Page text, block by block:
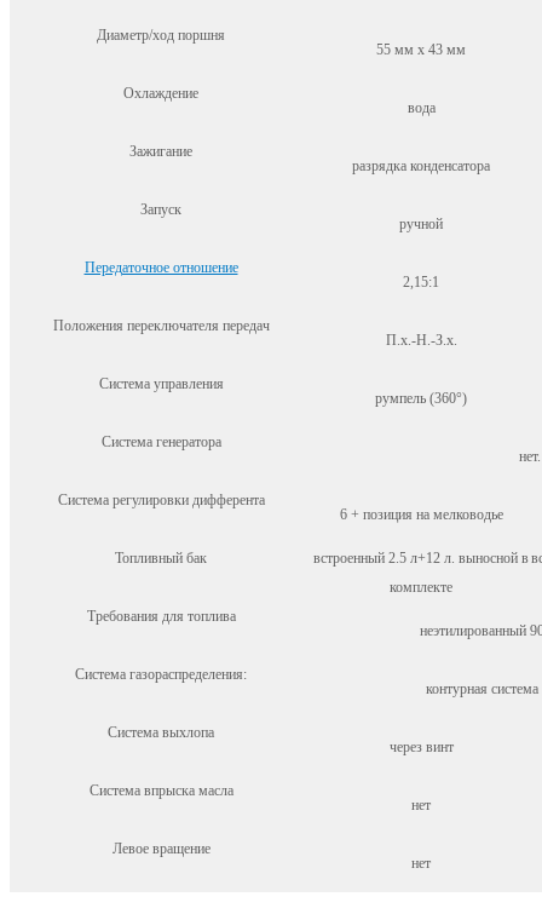
Диаметр/ход поршня
55 мм x 43 мм
Охлаждение
вода
Зажигание
разрядка конденсатора
Запуск
ручной
Передаточное отношение
2,15:1
Положения переключателя передач
П.х.-Н.-З.х.
Система управления
румпель (360°)
Система генератора
нет.
Система регулировки дифферента
6 + позиция на мелководье
Топливный бак
встроенный 2.5 л+12 л. выносной в
комплекте
Требования для топлива
неэтилированный
Система газораспределения:
контурная
Система выхлопа
через винт
Система впрыска масла
нет
Левое вращение
нет